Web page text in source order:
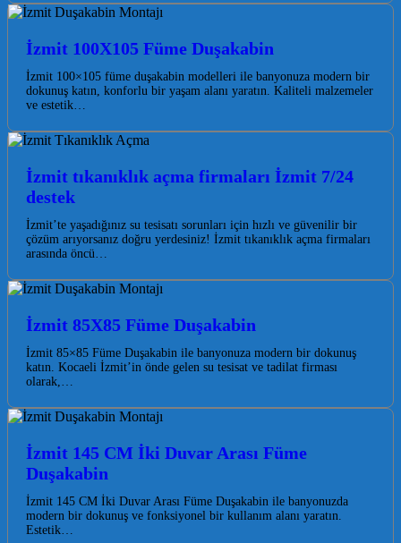
İzmit 100X105 Füme Duşakabin
İzmit 100×105 füme duşakabin modelleri ile banyonuza modern bir
dokunuş katın, konforlu bir yaşam alanı yaratın. Kaliteli malzemeler
ve estetik…
İzmit tıkanıklık açma firmaları İzmit 7/24
destek
İzmit’te yaşadığınız su tesisatı sorunları için hızlı ve güvenilir bir
çözüm arıyorsanız doğru yerdesiniz! İzmit tıkanıklık açma firmaları
arasında öncü…
İzmit 85X85 Füme Duşakabin
İzmit 85×85 Füme Duşakabin ile banyonuza modern bir dokunuş
katın. Kocaeli İzmit’in önde gelen su tesisat ve tadilat firması
olarak,…
İzmit 145 CM İki Duvar Arası Füme
Duşakabin
İzmit 145 CM İki Duvar Arası Füme Duşakabin ile banyonuzda
modern bir dokunuş ve fonksiyonel bir kullanım alanı yaratın.
Estetik…